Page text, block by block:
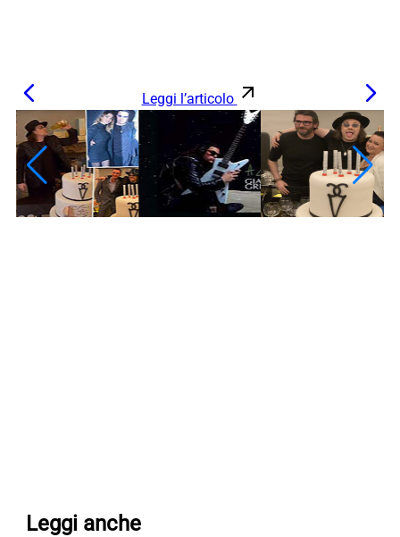
Leggi l’articolo
Leggi anche